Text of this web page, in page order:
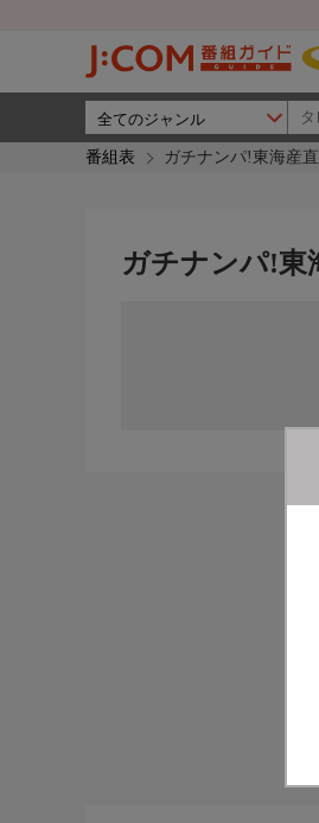
番組表 ガチナンパ!東海産
ガチナンパ!